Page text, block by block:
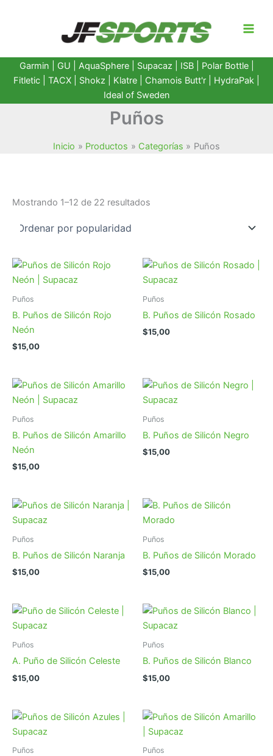
Garmin GU AquaSphere| Supacaz | ISB | Polar Bottle|
Fitletic
TACX Shokz Klatre Chamois Butt'r HydraPak
Ideal of Sweden
Puños
Inicio Productos Categorías Puños
Mostrando 1–12 de 22 resultados
Puños
B. Puños de Silicón Rojo
Neón
$15,00
Puños
B. Puños de Silicón Rosado
$15,00
Puños
B. Puños de Silicón Amarillo
Neón
$15,00
Puños
B. Puños de Silicón Negro
$15,00
Puños
B. Puños de Silicón Naranja
$15,00
Puños
B. Puños de Silicón Morado
$15,00
Puños
A. Puño de Silicón Celeste
$15,00
Puños
B. Puños de Silicón Blanco
$15,00
Puños Puños